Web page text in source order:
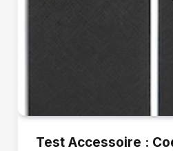
Test Accessoire :